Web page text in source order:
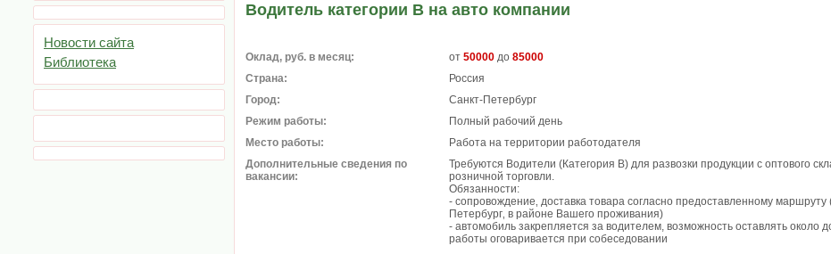
Новости сайта
Библиотека
Водитель категории В на авто компании
Оклад, руб. в месяц: от 50000 до 85000
Страна:
Россия
Город:
Санкт-Петербург
Режим работы:
Полный рабочий день
Место работы:
Работа на территории работодателя
Дополнительные сведения по
вакансии:
Требуются Водители (Категория В) для развозки продукции с оптового
розничной торговли.
Обязанности:
- сопровождение‚ доставка товара согласно предоставленному маршруту
Петербург‚ в районе Вашего проживания)
- автомобиль закрепляется за водителем, возможность оставлять около
работы оговаривается при собеседовании